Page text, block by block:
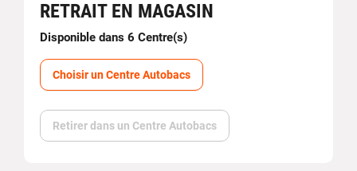
RETRAIT EN MAGASIN
Disponible dans 6 Centre(s)
Choisir un Centre Autobacs
Retirer dans un Centre Autobacs